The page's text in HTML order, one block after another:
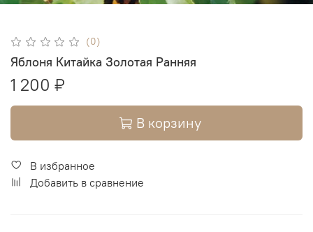
(0)
Яблоня Китайка Золотая Ранняя
1 200 ₽
В корзину
В избранное
Добавить в сравнение